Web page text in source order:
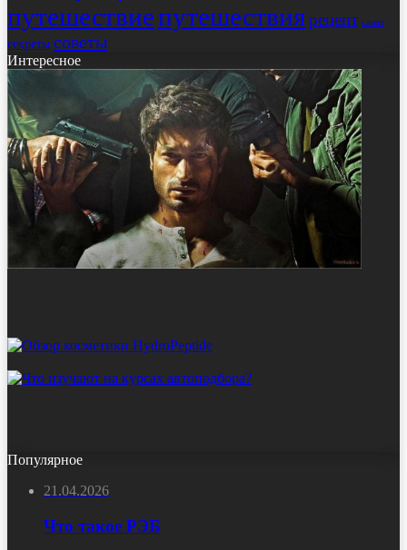
путешествиепутешествиярецепт салат
секреты советы
Интересное
Популярное
21.04.2026
Что такое РЭБ